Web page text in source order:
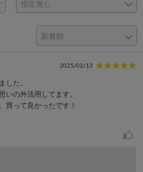
2025/02/13
した。
いの外活用してます。
買って良かったです！